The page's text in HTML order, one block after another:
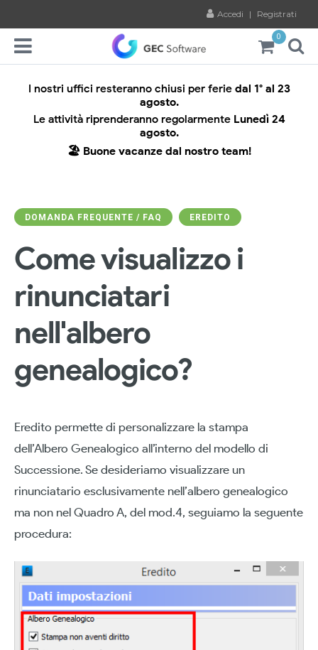
Accedi | Registrati
0
I nostri uffici resteranno chiusi per ferie dal 1° al 23
agosto.
Le attività riprenderanno regolarmente Lunedì 24
agosto.
🏖️ Buone vacanze dal nostro team!
DOMANDA FREQUENTE / FAQ EREDITO
Come visualizzo i
rinunciatari
nell'albero
genealogico?
Eredito permette di personalizzare la stampa
dell’Albero Genealogico all’interno del modello di
Successione. Se desideriamo visualizzare un
rinunciatario esclusivamente nell’albero genealogico
ma non nel Quadro A, del mod.4, seguiamo la seguente
procedura: